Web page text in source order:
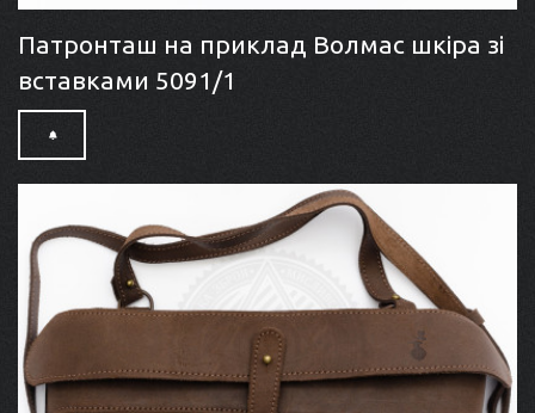
Патронташ на приклад Волмас шкіра зі
вставками 5091/1